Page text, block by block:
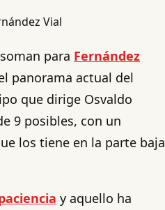
Vial
para Fernández
panorama actual del
que dirige Osvaldo
9 posibles, con un
los tiene en la parte baja
y aquello ha